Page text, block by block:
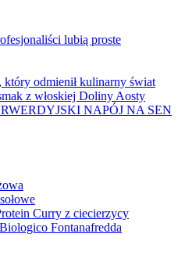
lubią proste
który odmienił kulinarny świat
z włoskiej Doliny Aosty
NAPÓJ NA SEN
Curry z ciecierzycy
Fontanafredda